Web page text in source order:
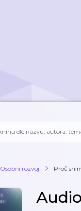
Osobní rozvoj Proč